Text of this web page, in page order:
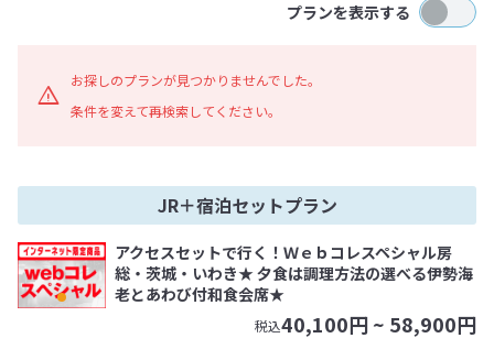
プランを表示する
お探しのプランが見つかりませんでした。
条件を変えて再検索してください。
JR＋宿泊セットプラン
アクセスセットで行く！Ｗｅｂコレスペシャル房
総・茨城・いわき★ 夕食は調理方法の選べる伊勢海
老とあわび付和食会席★
税込40,100円 ~ 58,900円